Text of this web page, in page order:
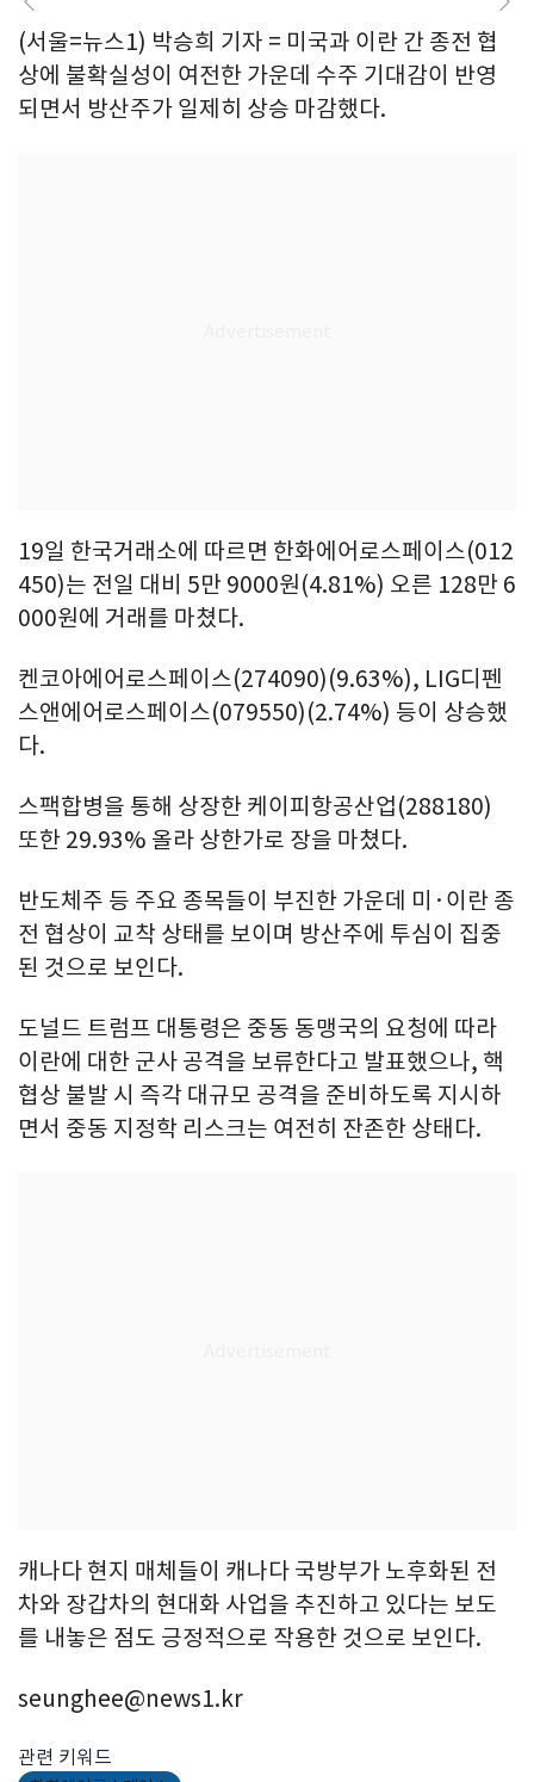
(서울=뉴스1) 박승희 기자 = 미국과 이란 간 종전 협
상에 불확실성이 여전한 가운데 수주 기대감이 반영
되면서 방산주가 일제히 상승 마감했다.
19일 한국거래소에 따르면 한화에어로스페이스(012
450)는 전일 대비 5만 9000원(4.81%) 오른 128만 6
000원에 거래를 마쳤다.
켄코아에어로스페이스(274090)(9.63%), LIG디펜
스앤에어로스페이스(079550)(2.74%) 등이 상승했
다.
스팩합병을 통해 상장한 케이피항공산업(288180)
또한 29.93% 올라 상한가로 장을 마쳤다.
반도체주 등 주요 종목들이 부진한 가운데 미·이란 종
전 협상이 교착 상태를 보이며 방산주에 투심이 집중
된 것으로 보인다.
도널드 트럼프 대통령은 중동 동맹국의 요청에 따라
이란에 대한 군사 공격을 보류한다고 발표했으나, 핵
협상 불발 시 즉각 대규모 공격을 준비하도록 지시하
면서 중동 지정학 리스크는 여전히 잔존한 상태다.
캐나다 현지 매체들이 캐나다 국방부가 노후화된 전
차와 장갑차의 현대화 사업을 추진하고 있다는 보도
를 내놓은 점도 긍정적으로 작용한 것으로 보인다.
seunghee@news1.kr
관련 키워드